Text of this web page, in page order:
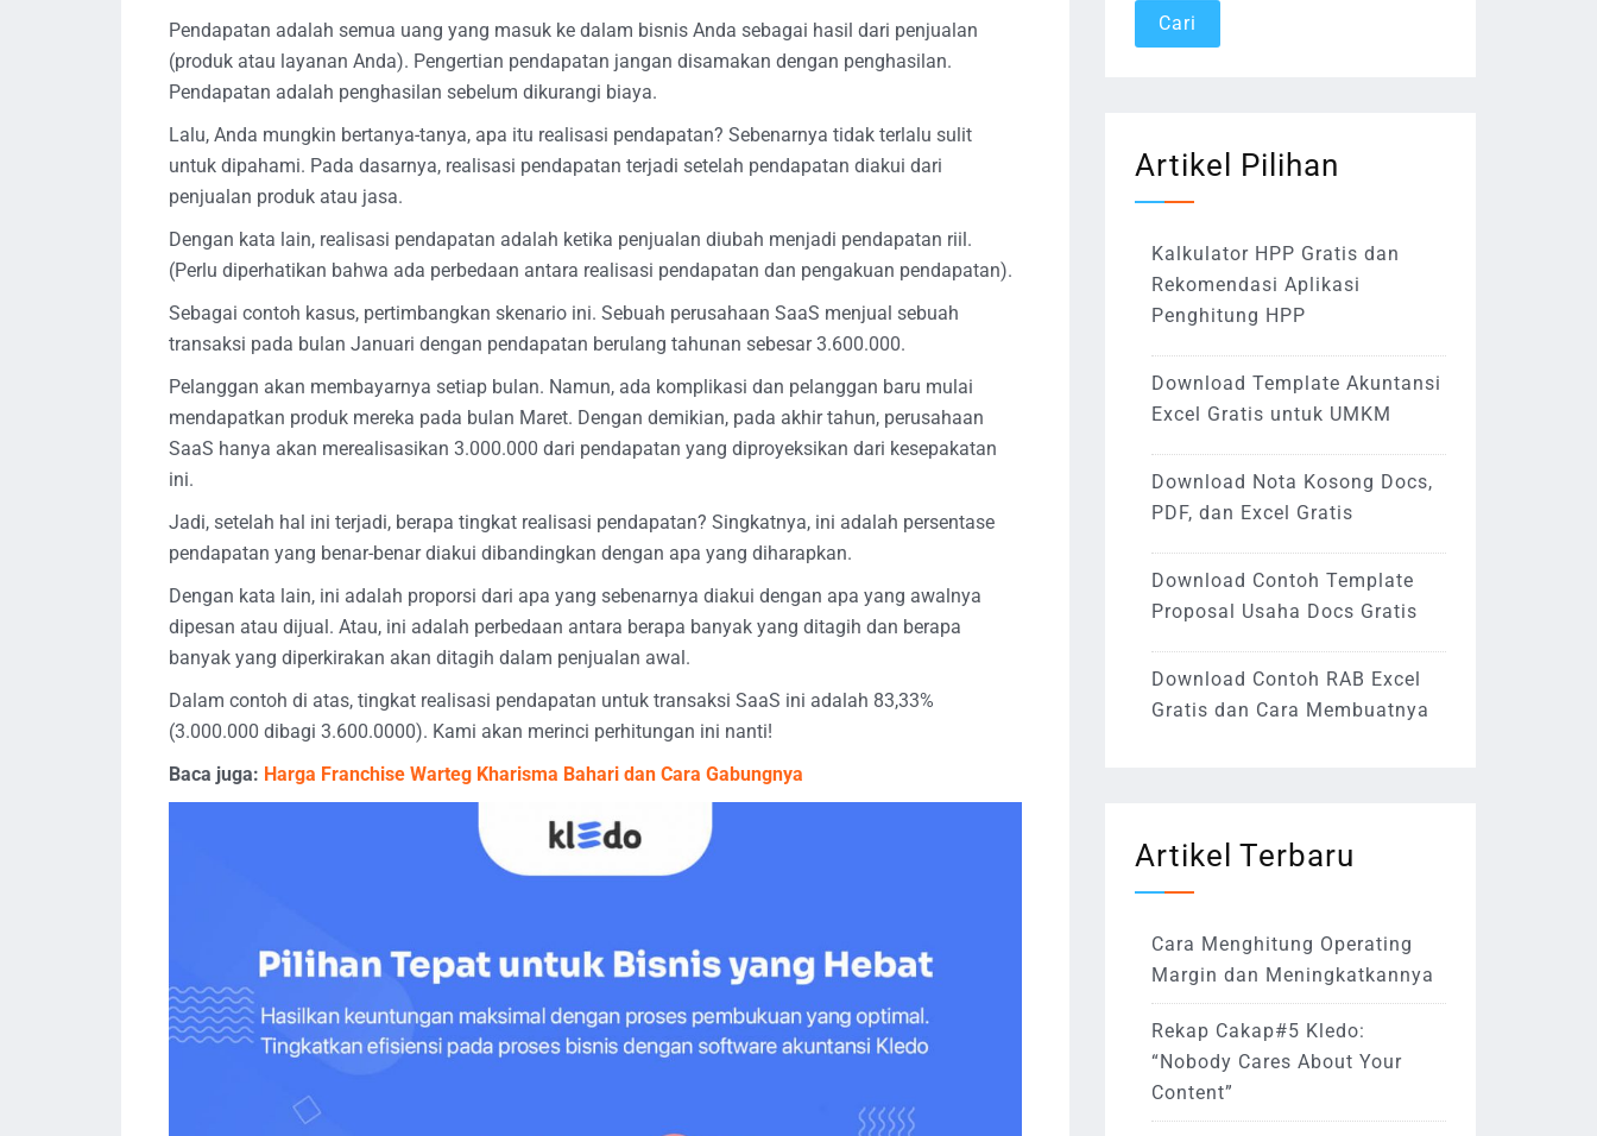
Pendapatan adalah semua uang yang masuk ke dalam bisnis Anda sebagai hasil dari penjualan
(produk atau layanan Anda). Pengertian pendapatan jangan disamakan dengan penghasilan.
Pendapatan adalah penghasilan sebelum dikurangi biaya.
Lalu, Anda mungkin bertanya-tanya, apa itu realisasi pendapatan? Sebenarnya tidak terlalu sulit
untuk dipahami. Pada dasarnya, realisasi pendapatan terjadi setelah pendapatan diakui dari
penjualan produk atau jasa.
Dengan kata lain, realisasi pendapatan adalah ketika penjualan diubah menjadi pendapatan riil.
(Perlu diperhatikan bahwa ada perbedaan antara realisasi pendapatan dan pengakuan pendapatan).
Sebagai contoh kasus, pertimbangkan skenario ini. Sebuah perusahaan SaaS menjual sebuah
transaksi pada bulan Januari dengan pendapatan berulang tahunan sebesar 3.600.000.
Pelanggan akan membayarnya setiap bulan. Namun, ada komplikasi dan pelanggan baru mulai
mendapatkan produk mereka pada bulan Maret. Dengan demikian, pada akhir tahun, perusahaan
SaaS hanya akan merealisasikan 3.000.000 dari pendapatan yang diproyeksikan dari kesepakatan
ini.
Jadi, setelah hal ini terjadi, berapa tingkat realisasi pendapatan? Singkatnya, ini adalah persentase
pendapatan yang benar-benar diakui dibandingkan dengan apa yang diharapkan.
Dengan kata lain, ini adalah proporsi dari apa yang sebenarnya diakui dengan apa yang awalnya
dipesan atau dijual. Atau, ini adalah perbedaan antara berapa banyak yang ditagih dan berapa
banyak yang diperkirakan akan ditagih dalam penjualan awal.
Dalam contoh di atas, tingkat realisasi pendapatan untuk transaksi SaaS ini adalah 83,33%
(3.000.000 dibagi 3.600.0000). Kami akan merinci perhitungan ini nanti!
Baca juga: Harga Franchise Warteg Kharisma Bahari dan Cara Gabungnya
Artikel Pilihan
Kalkulator HPP Gratis dan
Rekomendasi Aplikasi
Penghitung HPP
Download Template Akuntansi
Excel Gratis untuk UMKM
Download Nota Kosong Docs,
PDF, dan Excel Gratis
Download Contoh Template
Proposal Usaha Docs Gratis
Download Contoh RAB Excel
Gratis dan Cara Membuatnya
Artikel Terbaru
Cara Menghitung Operating
Margin dan Meningkatkannya
Rekap Cakap#5 Kledo:
“Nobody Cares About Your
Content”